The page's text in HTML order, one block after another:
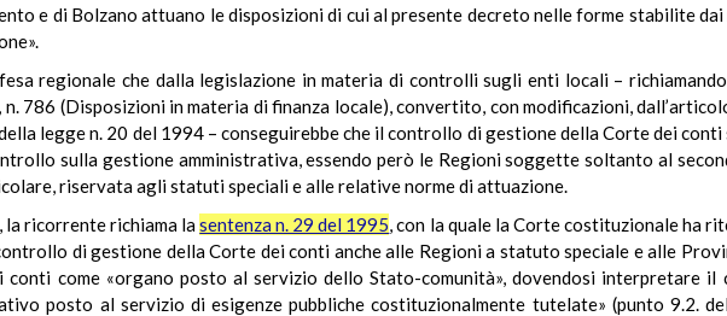
e di Bolzano attuano le disposizioni di cui al presente decreto nelle forme stabilite
regionale che dalla legislazione in materia di controlli sugli enti locali –
786 (Disposizioni in materia di finanza locale), convertito, con modificazioni,
legge n. 20 del 1994 – conseguirebbe che il controllo di gestione della Corte dei
sulla gestione amministrativa, essendo però le Regioni soggette soltanto al
riservata agli statuti speciali e alle relative norme di attuazione.
la ricorrente richiama lasentenza n. 29 del 1995, con la quale la Corte costituzionale ha
di gestione della Corte dei conti anche alle Regioni a statuto speciale e alle
conti come «organo posto al servizio dello Stato-comunità», dovendosi interpretare
posto al servizio di esigenze pubbliche costituzionalmente tutelate» (punto 9.2.